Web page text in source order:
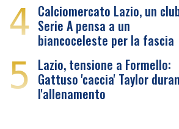
4 Calciomercato Lazio, un
Serie A pensa a un
biancoceleste per la fascia
5 Lazio, tensione a Formello:
Gattuso 'caccia' Taylor
l'allenamento